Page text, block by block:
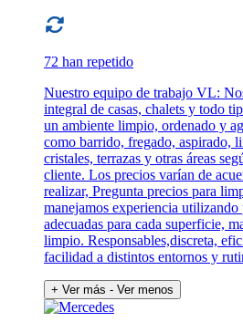
72 han repetido
Nuestro equipo de trabajo VL:
integral de casas, chalets y todo
un ambiente limpio, ordenado y
como barrido, fregado, aspirado,
cristales, terrazas y otras áreas
cliente. Los precios varían de
realizar, Pregunta precios para
manejamos experiencia
adecuadas para cada superficie,
limpio. Responsables,discreta,
facilidad a distintos entornos y
+ Ver más - Ver menos